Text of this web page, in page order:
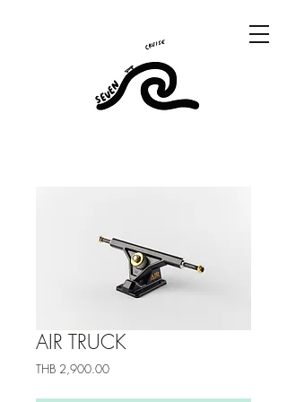
AIR TRUCK
THB 2,900.00ราคา